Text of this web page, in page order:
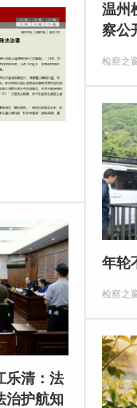
温州
察公
检察之
年轮
检察之
乐清：法
治护航知